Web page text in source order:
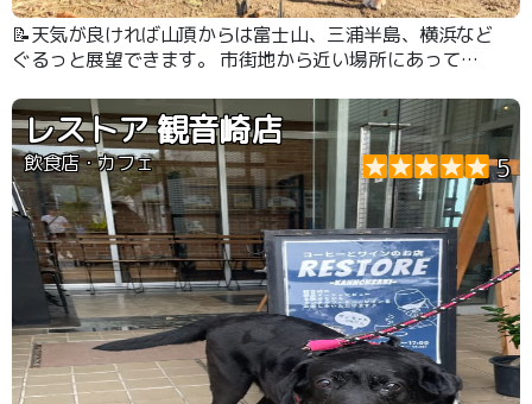
📝天気が良ければ山頂からは富士山、三浦半島、横浜など
ぐるっと展望できます。 市街地から近い場所にあって本
ためにはピッタリです。 登り方によっては手を使って進
むので全身の運動になります。犬にとっても良い運動にな
りました。
レストア 観音崎店
飲食店・カフェ 5